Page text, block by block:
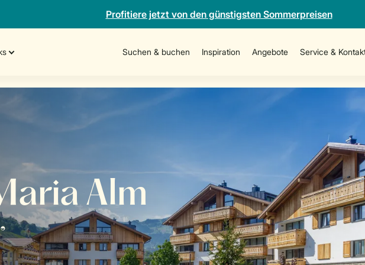
Profitiere jetzt von den günstigsten Sommerpreisen
Suchen & buchen Inspiration Angebote Service &